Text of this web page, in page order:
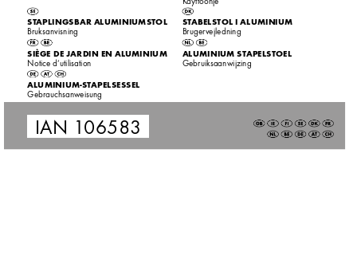
STAPLINGSBAR ALUMINIUMSTOL
Bruksanvisning
ALUMINIUM-STAPELSESSEL
Gebrauchsanweisung
STABELSTOL I ALUMINIUM
Brugervejledning
SIÈGE DE JARDIN EN ALUMINIUM
Notice d’utilisation
ALUMINIUM STAPELSTOEL
Gebruiksaanwijzing
IAN 106583